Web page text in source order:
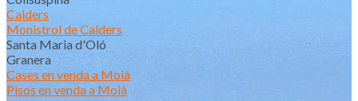
Calders
Monistrol de Calders
Santa Maria d'Oló
Granera
Cases en venda a Moià
Pisos en venda a Moià